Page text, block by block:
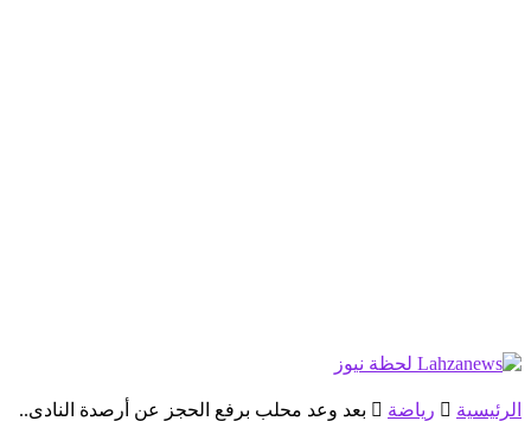
الرئيسية رياضة
بعد وعد محلب برفع الحجز عن أرصدة النادى..